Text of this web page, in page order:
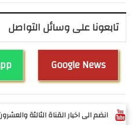
تابعونا على وسائل التواصل
Google News
انضم الى اخبار القناة الثالثة